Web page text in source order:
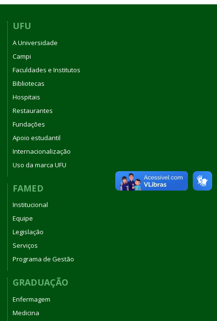
UFU
A Universidade
Campi
Faculdades e Institutos
Bibliotecas
Hospitais
Restaurantes
Fundações
Apoio estudantil
Internacionalização
Uso da marca UFU
FAMED
Institucional
Equipe
Legislação
Serviços
Programa de Gestão
GRADUAÇÃO
Enfermagem
Medicina